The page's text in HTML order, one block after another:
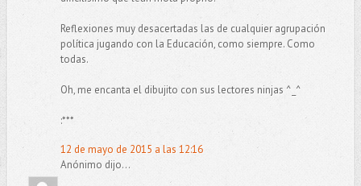
Reflexiones muy desacertadas las de cualquier agrupación
política jugando con la Educación, como siempre. Como
todas.
Oh, me encanta el dibujito con sus lectores ninjas ^_^
:***
12 de mayo de 2015 a las 12:16
Anónimo dijo...